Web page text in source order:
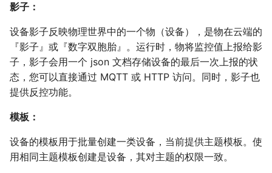
影子：
设备影子反映物理世界中的一个物（设备），是物在云端的
『影子』或『数字双胞胎』。运行时，物将监控值上报给影
子，影子会用一个 json 文档存储设备的最后一次上报的状
态，您可以直接通过 MQTT 或 HTTP 访问。同时，影子也
提供反控功能。
模板：
设备的模板用于批量创建一类设备，当前提供主题模板。使
用相同主题模板创建是设备，其对主题的权限一致。